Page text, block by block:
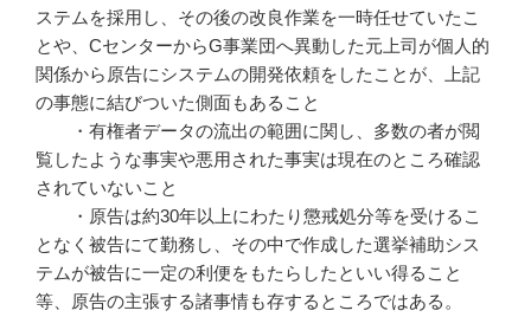
ステムを採用し、その後の改良作業を一時任せていたこ
とや、CセンターからG事業団へ異動した元上司が個人的
関係から原告にシステムの開発依頼をしたことが、上記
の事態に結びついた側面もあること
・有権者データの流出の範囲に関し、多数の者が閲
覧したような事実や悪用された事実は現在のところ確認
されていないこと
・原告は約30年以上にわたり懲戒処分等を受けるこ
となく被告にて勤務し、その中で作成した選挙補助シス
テムが被告に一定の利便をもたらしたといい得ること
等、原告の主張する諸事情も存するところではある。